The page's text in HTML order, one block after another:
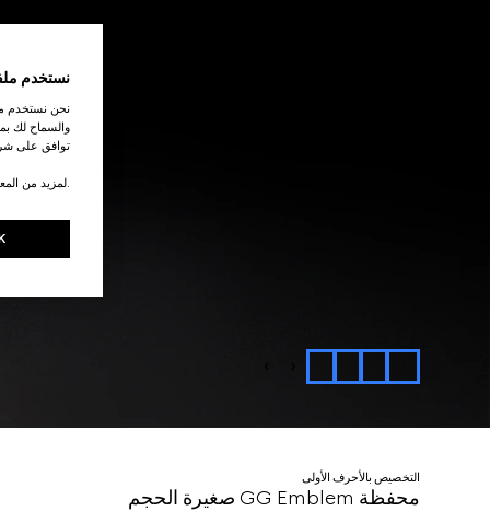
التخصيص بالأحرف الأولى
محفظة GG Emblem صغيرة الحجم
نستخدم
نحن نستخدم
والسماح لك
توافق على
.لمزيد من